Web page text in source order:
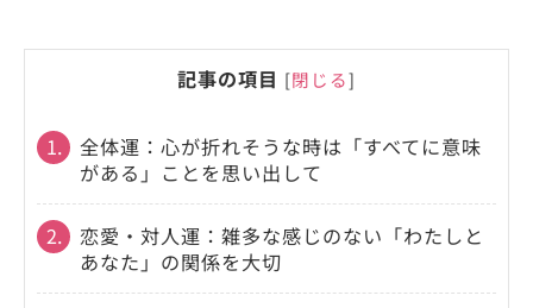
記事の項目 [閉じる]
1.
全体運：心が折れそうな時は「すべてに意味
がある」ことを思い出して
2.
恋愛・対人運：雑多な感じのない「わたしと
あなた」の関係を大切